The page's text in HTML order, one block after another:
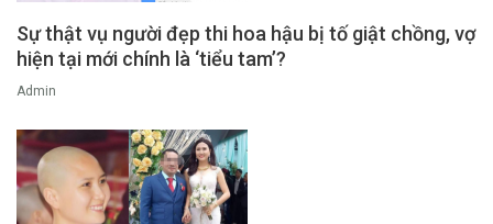
Sự thật vụ người đẹp thi hoa hậu bị tố giật chồng, vợ
hiện tại mới chính là ‘tiểu tam’?
Admin